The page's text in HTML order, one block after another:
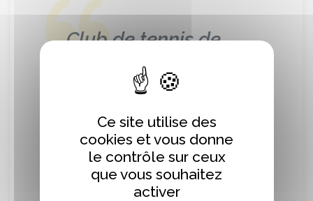
Club de tennis de
Présentation
Le Caen TTC fait partie des 10 meilleurs
Ce site utilise des
cookies et vous donne
le contrôle sur ceux
que vous souhaitez
activer